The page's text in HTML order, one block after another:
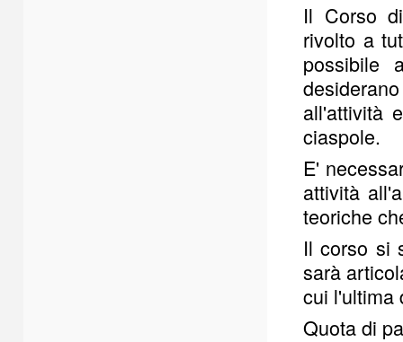
Il Corso
rivolto a
possibile
all'attività
ciaspole.
E'
attività
teoriche
Il corso si
sarà
cui l'ultima
Quota di